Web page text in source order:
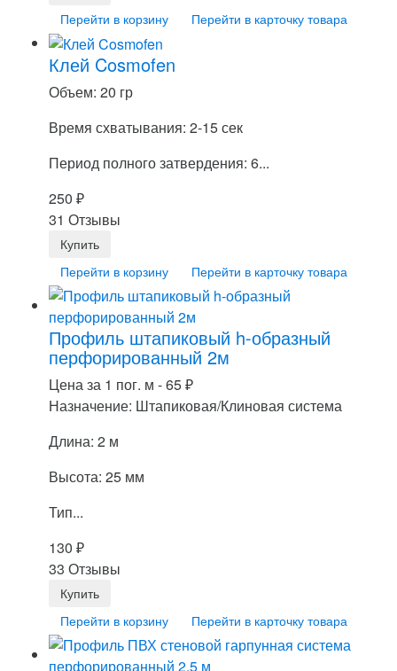
Перейти в корзину Перейти в карточку товара
Клей Cosmofen
Объем: 20 гр
Время схватывания: 2-15 сек
Период полного затвердения: 6...
250 ₽
31 Отзывы
Перейти в корзину Перейти в карточку товара
Профиль штапиковый h-образный
перфорированный 2м
Цена за 1 пог. м -65₽
Назначение: Штапиковая/Клиновая система
Длина: 2 м
Высота: 25 мм
Тип...
130 ₽
33 Отзывы
Перейти в корзину Перейти в карточку товара